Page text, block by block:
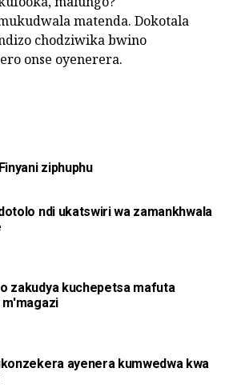
matenda. Dokotala
chodziwika bwino
onse oyenerera.
ziphuphu
ndi ukatswiri wa zamankhwala
zakudya kuchepetsa mafuta
m'magazi
ayenera kumwedwa kwa